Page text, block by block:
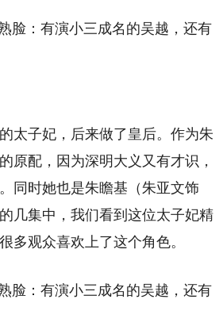
太子妃，后来做了皇后。作为朱
原配，因为深明大义又有才识，
同时她也是朱瞻基（朱亚文饰
几集中，我们看到这位太子妃精
多观众喜欢上了这个角色。